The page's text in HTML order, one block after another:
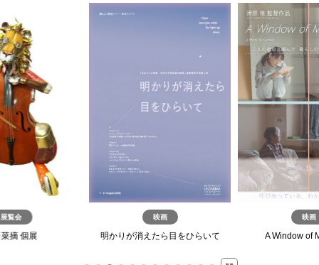
展覧会
摘 個展
映画
明かりが消えたら目をひらいて
映画
A Window of